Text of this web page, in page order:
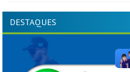
DESTAQUES